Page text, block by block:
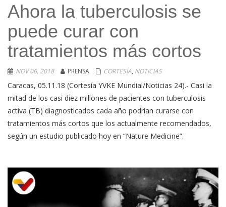
Ahora la tuberculosis se
puede curar con
tratamientos más cortos
NOV 06, 2018 PRENSA CORTESÍA, NOTICIAS
Caracas, 05.11.18 (Cortesía YVKE Mundial/Noticias 24).- Casi la
mitad de los casi diez millones de pacientes con tuberculosis
activa (TB) diagnosticados cada año podrían curarse con
tratamientos más cortos que los actualmente recomendados,
según un estudio publicado hoy en “Nature Medicine”.